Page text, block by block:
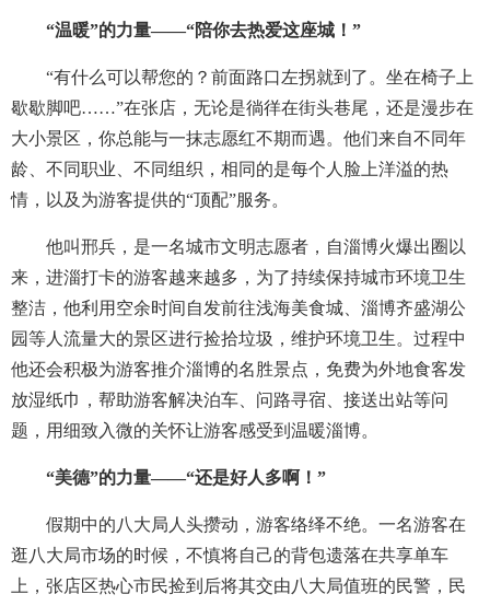
“温暖”的力量——“陪你去热爱这座城！”
“有什么可以帮您的？前面路口左拐就到了。坐在椅子上
歇歇脚吧……”在张店，无论是徜徉在街头巷尾，还是漫步在
大小景区，你总能与一抹志愿红不期而遇。他们来自不同年
龄、不同职业、不同组织，相同的是每个人脸上洋溢的热
情，以及为游客提供的“顶配”服务。
他叫邢兵，是一名城市文明志愿者，自淄博火爆出圈以
来，进淄打卡的游客越来越多，为了持续保持城市环境卫生
整洁，他利用空余时间自发前往浅海美食城、淄博齐盛湖公
园等人流量大的景区进行捡拾垃圾，维护环境卫生。过程中
他还会积极为游客推介淄博的名胜景点，免费为外地食客发
放湿纸巾，帮助游客解决泊车、问路寻宿、接送出站等问
题，用细致入微的关怀让游客感受到温暖淄博。
“美德”的力量——“还是好人多啊！”
假期中的八大局人头攒动，游客络绎不绝。一名游客在
逛八大局市场的时候，不慎将自己的背包遗落在共享单车
上，张店区热心市民捡到后将其交由八大局值班的民警，民